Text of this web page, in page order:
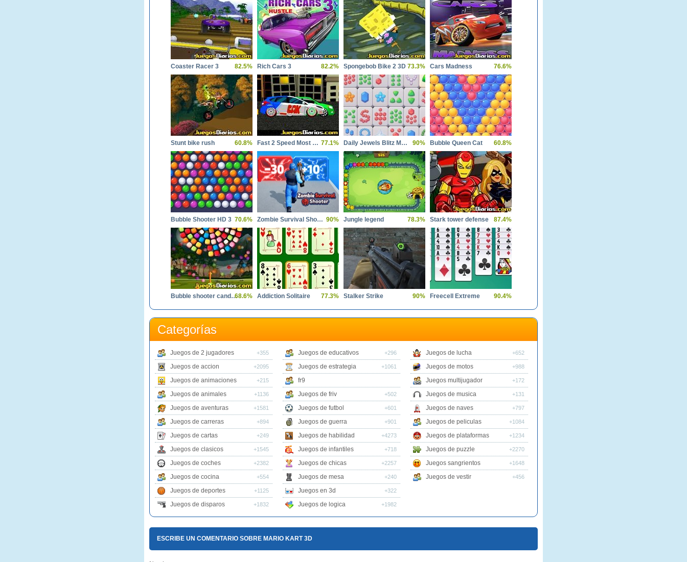
Coaster Racer 3 82.5% Rich Cars 3 82.2% Spongebob Bike 2 3D 73.3% Cars Madness 76.6%
Stunt bike rush 60.8% Fast 2 Speed Most Wanted 77.1% Daily Jewels Blitz Mahjong 90% Bubble Queen Cat 60.8%
Bubble Shooter HD 3 70.6% Zombie Survival Shooter 2 90% Jungle legend 78.3% Stark tower defense 87.4%
Bubble shooter candy wheel68.6% Addiction Solitaire 77.3% Stalker Strike 90% Freecell Extreme 90.4%
Categorías
Juegos de 2 jugadores +355
Juegos de accion +2095
Juegos de animaciones +215
Juegos de animales +1136
Juegos de aventuras +1581
Juegos de carreras +894
Juegos de cartas +249
Juegos de clasicos +1545
Juegos de coches +2382
Juegos de cocina +554
Juegos de deportes +1125
Juegos de disparos +1832
Juegos de educativos +296
Juegos de estrategia +1061
fr9
Juegos de friv
+502
Juegos de futbol +601
Juegos de guerra +901
Juegos de habilidad +4273
Juegos de infantiles +718
Juegos de chicas +2257
Juegos de mesa +240
Juegos en 3d +322
Juegos de logica +1982
Juegos de lucha +652
Juegos de motos +988
Juegos multijugador +172
Juegos de musica +131
Juegos de naves +797
Juegos de peliculas +1084
Juegos de plataformas +1234
Juegos de puzzle +2270
Juegos sangrientos +1648
Juegos de vestir +456
ESCRIBE UN COMENTARIO SOBRE MARIO KART 3D